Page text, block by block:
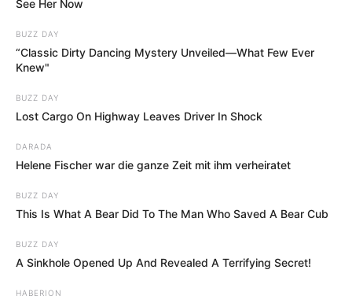
See Her Now
BUZZ DAY
“Classic Dirty Dancing Mystery Unveiled—What Few Ever
Knew"
BUZZ DAY
Lost Cargo On Highway Leaves Driver In Shock
DARADA
Helene Fischer war die ganze Zeit mit ihm verheiratet
BUZZ DAY
This Is What A Bear Did To The Man Who Saved A Bear Cub
BUZZ DAY
A Sinkhole Opened Up And Revealed A Terrifying Secret!
HABERION